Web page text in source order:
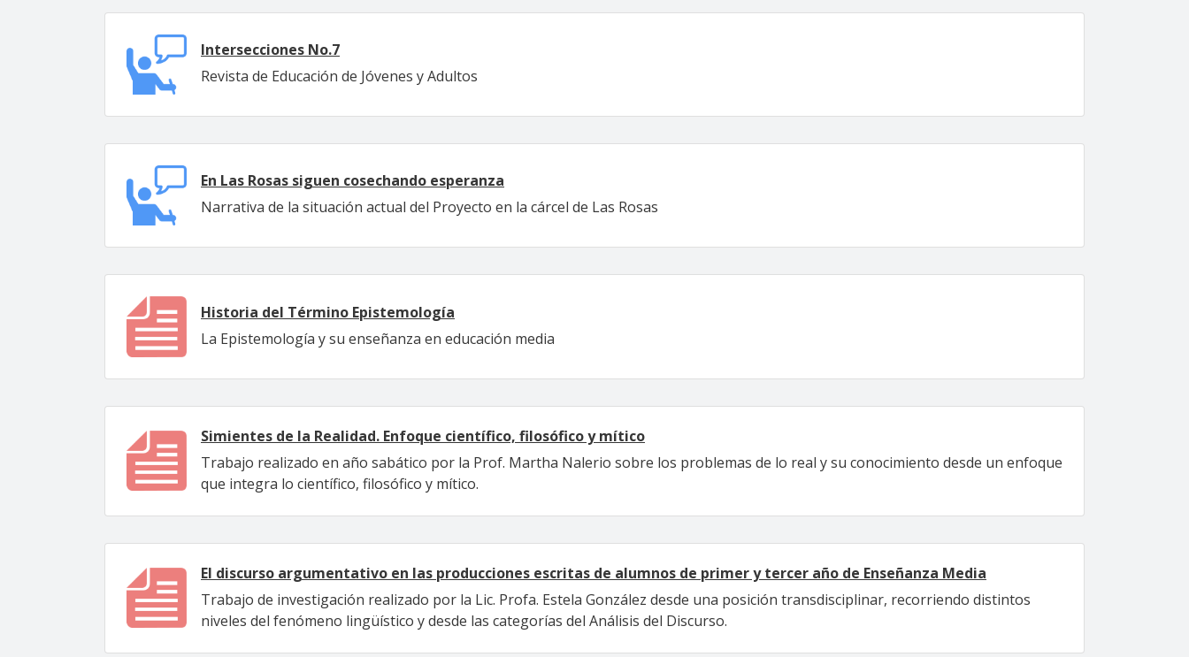
Intersecciones No.7
Revista de Educación de Jóvenes y Adultos
En Las Rosas siguen cosechando esperanza
Narrativa de la situación actual del Proyecto en la cárcel de Las Rosas
Historia del Término Epistemología
La Epistemología y su enseñanza en educación media
Simientes de la Realidad. Enfoque científico, filosófico y mítico
Trabajo realizado en año sabático por la Prof. Martha Nalerio sobre los problemas de lo real y su conocimiento desde un enfoque
que integra lo científico, filosófico y mítico.
El discurso argumentativo en las producciones escritas de alumnos de primer y tercer año de Enseñanza Media
Trabajo de investigación realizado por la Lic. Profa. Estela González desde una posición transdisciplinar, recorriendo distintos
niveles del fenómeno lingüístico y desde las categorías del Análisis del Discurso.